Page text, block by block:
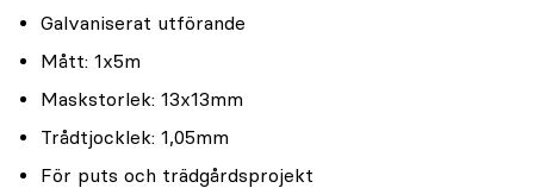
Galvaniserat utförande
Mått: 1x5m
Maskstorlek: 13x13mm
Trådtjocklek: 1,05mm
För puts och trädgårdsprojekt